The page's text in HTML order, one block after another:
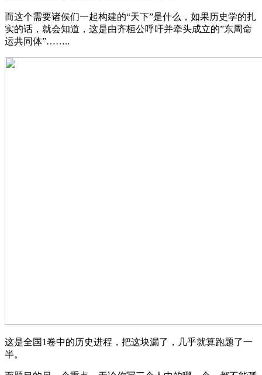
而这个需要诸侯们一起构建的“天下”是什么，如果历史学的扎
实的话，就会知道，这是由齐桓公呼吁并牵头成立的”东周命
运共同体”……..
这是全国1卷中的历史进程，把这块漏了，几乎就算跑题了一
半。